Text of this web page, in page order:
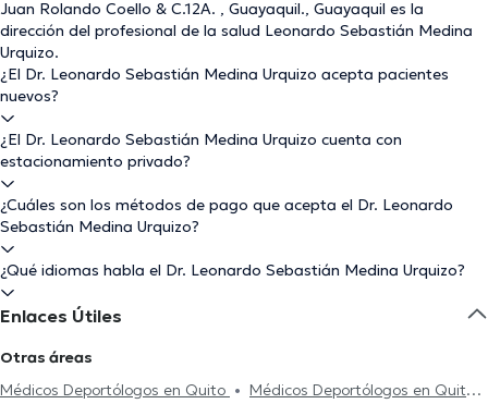
Juan Rolando Coello & C.12A. , Guayaquil., Guayaquil es la
dirección del profesional de la salud Leonardo Sebastián Medina
Urquizo.
¿El Dr. Leonardo Sebastián Medina Urquizo acepta pacientes
nuevos?
¿El Dr. Leonardo Sebastián Medina Urquizo cuenta con
estacionamiento privado?
¿Cuáles son los métodos de pago que acepta el Dr. Leonardo
Sebastián Medina Urquizo?
¿Qué idiomas habla el Dr. Leonardo Sebastián Medina Urquizo?
Enlaces Útiles
Otras áreas
Médicos Deportólogos en Quito
Médicos Deportólogos en Quito